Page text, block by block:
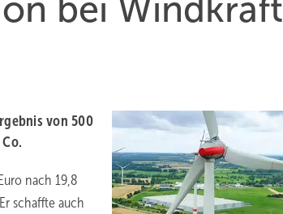
bei Windkraft
von 500
nach 19,8
schaffte auch